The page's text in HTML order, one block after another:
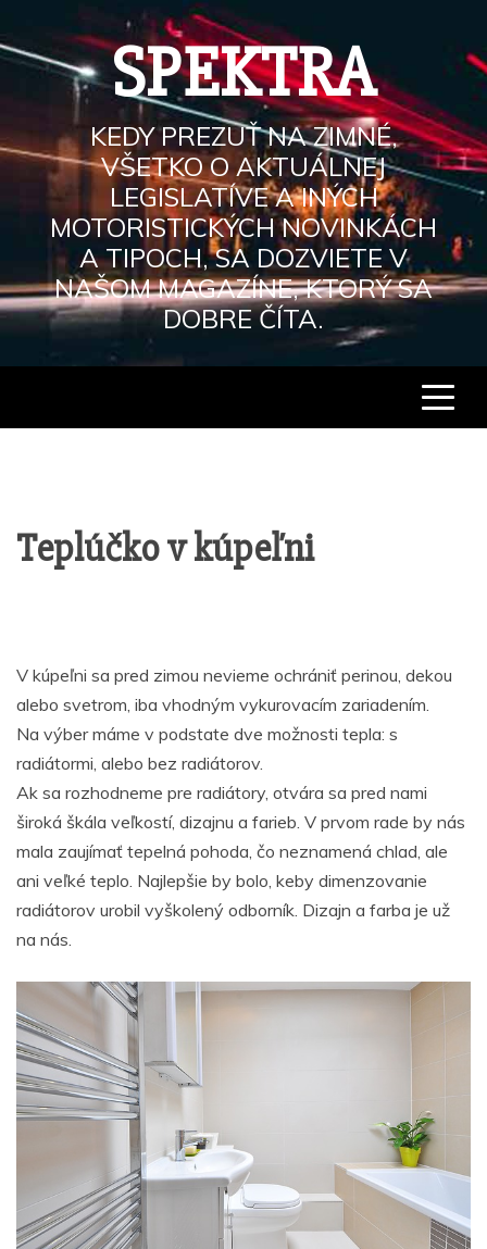
to
content
SPEKTRA
KEDY PREZUŤ NA ZIMNÉ,
VŠETKO O AKTUÁLNEJ
LEGISLATÍVE A INÝCH
MOTORISTICKÝCH NOVINKÁCH
A TIPOCH, SA DOZVIETE V
NAŠOM MAGAZÍNE, KTORÝ SA
DOBRE ČÍTA.
Teplúčko v kúpeľni
V kúpeľni sa pred zimou nevieme ochrániť perinou, dekou
alebo svetrom, iba vhodným vykurovacím zariadením.
Na výber máme v podstate dve možnosti tepla: s
radiátormi, alebo bez radiátorov.
Ak sa rozhodneme pre radiátory, otvára sa pred nami
široká škála veľkostí, dizajnu a farieb. V prvom rade by nás
mala zaujímať tepelná pohoda, čo neznamená chlad, ale
ani veľké teplo. Najlepšie by bolo, keby dimenzovanie
radiátorov urobil vyškolený odborník. Dizajn a farba je už
na nás.